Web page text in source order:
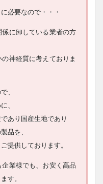
必要なので・・・
に卸している業者の方
神経質に考えておりま
、
、
あり国産生地であり
品を、
提供しております。
業様でも、お安く高品
す。